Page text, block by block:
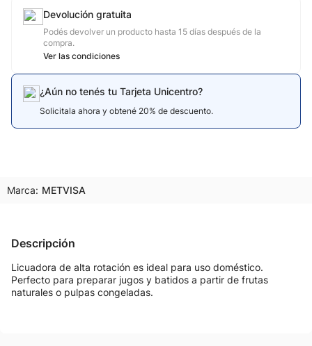
Devolución gratuita
Podés devolver un producto hasta 15 días después de la
compra.
Ver las condiciones
¿Aún no tenés tu Tarjeta Unicentro?
Solicitala ahora y obtené 20% de descuento.
Marca: METVISA
Descripción
Licuadora de alta rotación es ideal para uso doméstico.
Perfecto para preparar jugos y batidos a partir de frutas
naturales o pulpas congeladas.